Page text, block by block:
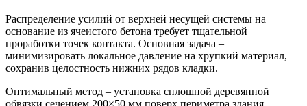
Распределение усилий от верхней несущей системы на
основание из ячеистого бетона требует тщательной
проработки точек контакта. Основная задача –
минимизировать локальное давление на хрупкий материал,
сохранив целостность нижних рядов кладки.
Оптимальный метод – установка сплошной деревянной